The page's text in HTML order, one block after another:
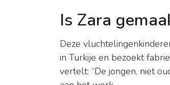
Is Zara
Deze
in Turkije en bezoekt
vertelt: “De jongen, niet